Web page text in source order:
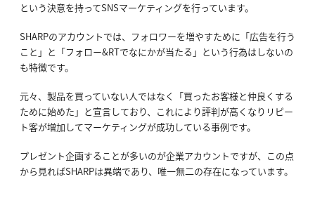
という決意を持ってSNSマーケティングを行っています。
SHARPのアカウントでは、フォロワーを増やすために「広告を行う
こと」と「フォロー&RTでなにかが当たる」という行為はしないの
も特徴です。
元々、製品を買っていない人ではなく「買ったお客様と仲良くする
ために始めた」と宣言しており、これにより評判が高くなりリピー
ト客が増加してマーケティングが成功している事例です。
プレゼント企画することが多いのが企業アカウントですが、この点
から見ればSHARPは異端であり、唯一無二の存在になっています。